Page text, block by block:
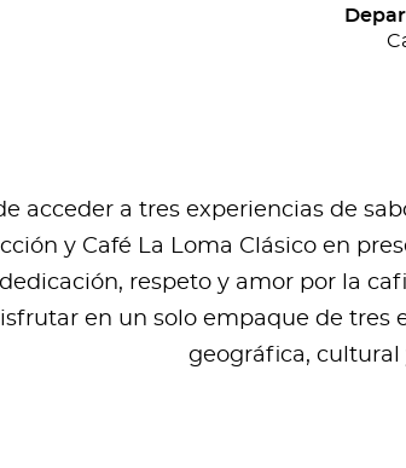
c/u)
acceder a tres experiencias de
y Café La Loma Clásico en
respeto y amor por la
en un solo empaque de tres
geográfica, cultural